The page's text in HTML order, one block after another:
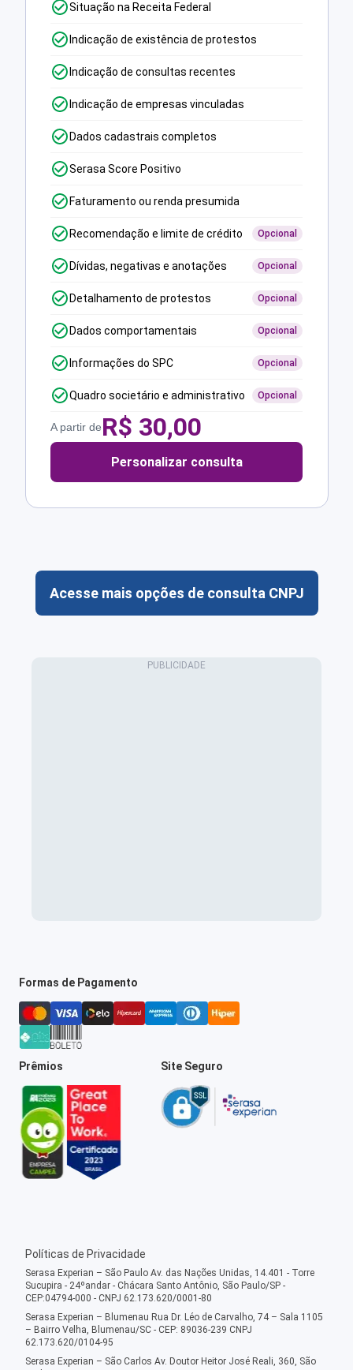
Situação na Receita Federal
Indicação de existência de protestos
Indicação de consultas recentes
Indicação de empresas vinculadas
Dados cadastrais completos
Serasa Score Positivo
Faturamento ou renda presumida
Recomendação e limite de crédito Opcional
Dívidas, negativas e anotações Opcional
Detalhamento de protestos Opcional
Dados comportamentais Opcional
Informações do SPC Opcional
Quadro societário e administrativo Opcional
A partir deR$ 30,00
Personalizar consulta
Acesse mais opções de consulta CNPJ
Formas de Pagamento
Prêmios Site Seguro
Políticas de Privacidade
Serasa Experian – São Paulo Av. das Nações Unidas, 14.401 - Torre
Sucupira - 24ºandar - Chácara Santo Antônio, São Paulo/SP -
CEP:04794-000 - CNPJ 62.173.620/0001-80
Serasa Experian – Blumenau Rua Dr. Léo de Carvalho, 74 – Sala 1105
– Bairro Velha, Blumenau/SC - CEP: 89036-239 CNPJ
62.173.620/0104-95
Serasa Experian – São Carlos Av. Doutor Heitor José Reali, 360, São